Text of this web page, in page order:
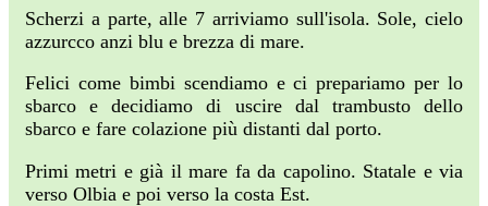
Scherzi a parte, alle 7 arriviamo sull'isola. Sole, cielo
azzurcco anzi blu e brezza di mare.
Felici come bimbi scendiamo e ci prepariamo per lo
sbarco e decidiamo di uscire dal trambusto dello
sbarco e fare colazione più distanti dal porto.
Primi metri e già il mare fa da capolino. Statale e via
verso Olbia e poi verso la costa Est.